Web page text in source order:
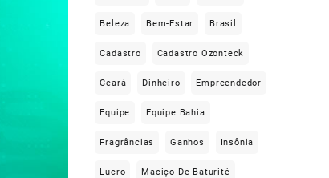
Beleza Bem-Estar Brasil
Cadastro Cadastro Ozonteck
Ceará Dinheiro Empreendedor
Equipe Equipe Bahia
Fragrâncias Ganhos Insônia
Lucro Maciço De Baturité